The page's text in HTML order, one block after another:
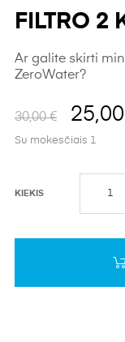
FILTRO 2
Ar galite skirti
ZeroWater?
30,00 €
Su mokesčiais 1
KIEKIS